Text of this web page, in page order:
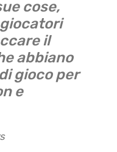
cose,
il
abbiano
gioco per
e